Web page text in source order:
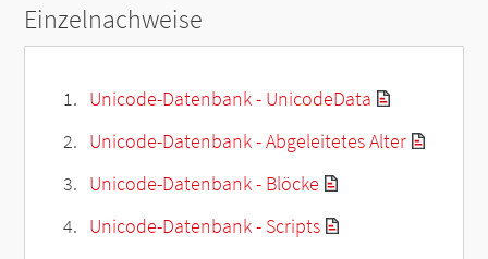
Einzelnachweise
Unicode-Datenbank - UnicodeData
Unicode-Datenbank - Abgeleitetes Alter
Unicode-Datenbank - Blöcke
Unicode-Datenbank - Scripts